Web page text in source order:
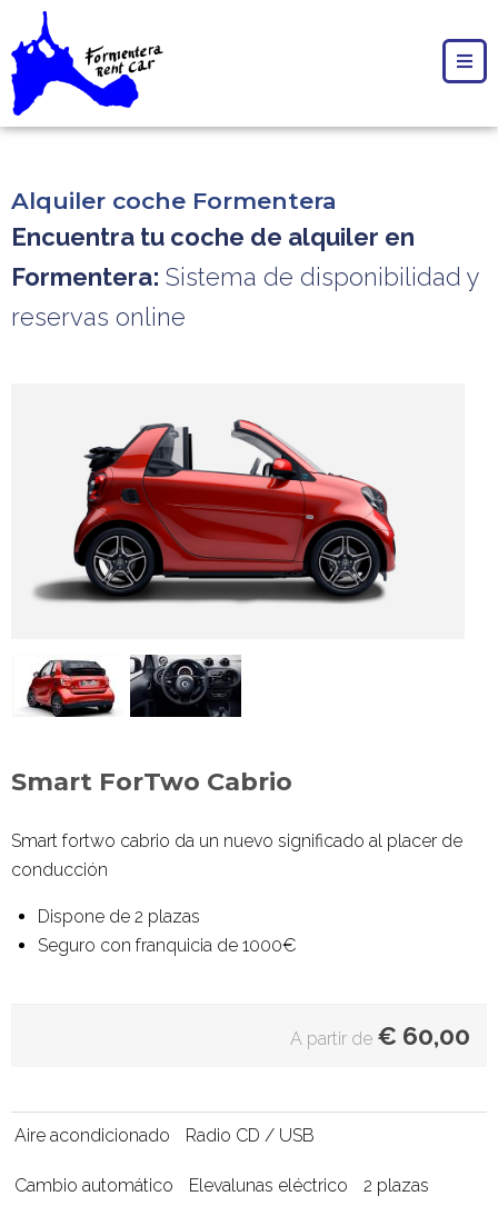
Alquiler coche Formentera
Encuentra tu coche de alquiler en
Formentera: Sistema de disponibilidad y
reservas online
Smart ForTwo Cabrio
Smart fortwo cabrio da un nuevo significado al placer de
conducción
Dispone de 2 plazas
Seguro con franquicia de 1000€
A partir de € 60,00
Aire acondicionado Radio CD / USB
Cambio automático Elevalunas eléctrico 2 plazas